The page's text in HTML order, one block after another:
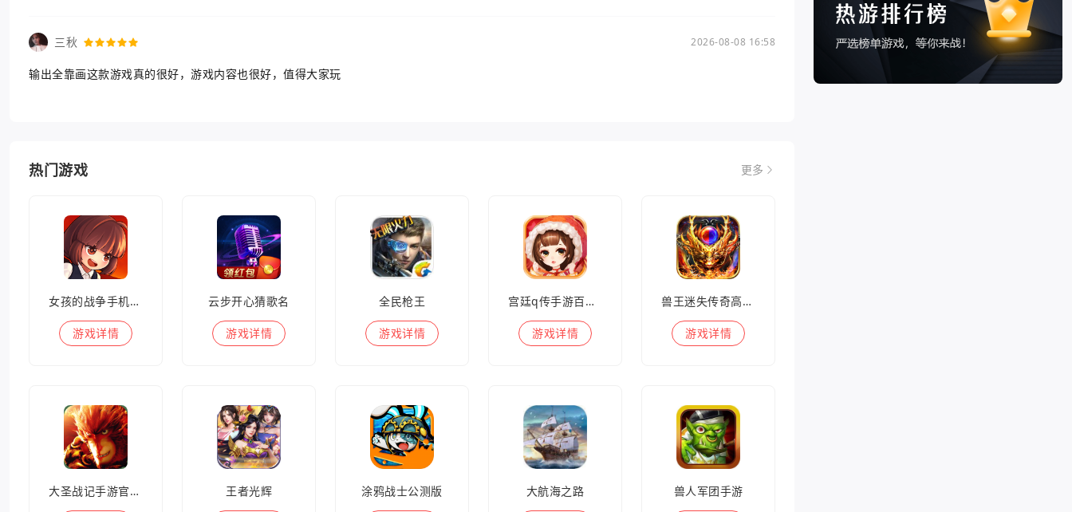
三秋 2026-08-08 16:58
输出全靠画这款游戏真的很好，游戏内容也很好，值得大家玩
热门游戏 更多
女孩的战争手机版(暂未上线)
游戏详情
云步开心猜歌名
游戏详情
全民枪王
游戏详情
宫廷q传手游百度版
游戏详情
兽王迷失传奇高爆版
游戏详情
大圣战记手游官方版 王者光辉 涂鸦战士公测版 大航海之路 兽人军团手游